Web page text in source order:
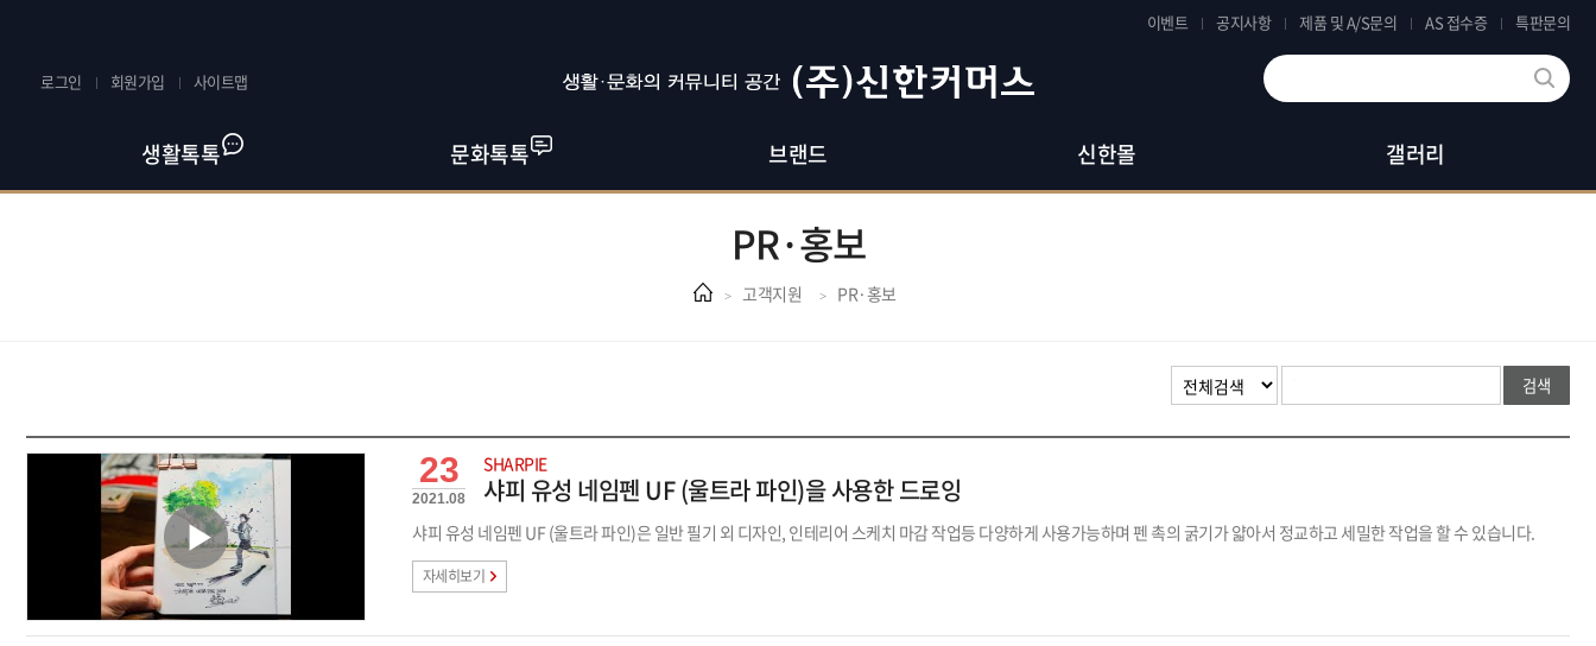
검색어를 입력하세요.
로그인 회원가입 사이트맵
이벤트 공지사항 제품 및 A/S문의 AS 접수증 특판문의
생활톡톡 문화톡톡 브랜드 신한몰 갤러리
PR·홍보
고객지원 PR·홍보
23
2021.08
SHARPIE
샤피 유성 네임펜 UF (울트라 파인)을 사용한 드로잉
샤피 유성 네임펜 UF (울트라 파인)은 일반 필기 외 디자인, 인테리어 스케치 마감 작업등 다양하게 사용가능하며 펜 촉의 굵기가 얇아서 정교하고 세밀한 작업을 할 수 있습니다.
자세히보기